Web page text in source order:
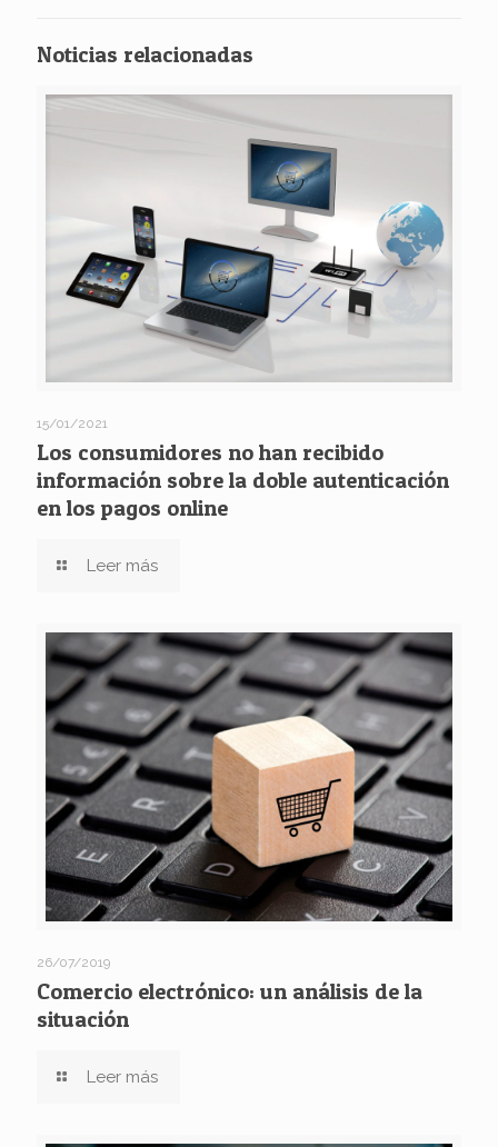
Noticias relacionadas
15/01/2021
Los consumidores no han recibido
información sobre la doble autenticación
en los pagos online
Leer más
26/07/2019
Comercio electrónico: un análisis de la
situación
Leer más